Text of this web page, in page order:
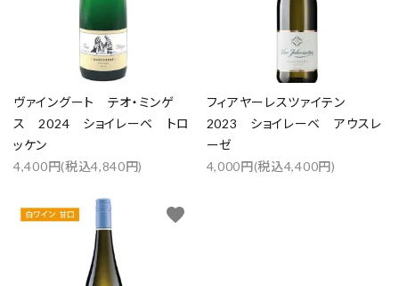
ヴァイングート テオ・ミンゲ
ス 2024 ショイレーベ トロ
ッケン
4,400円(税込4,840円)
フィアヤーレスツァイテン
2023 ショイレーベ アウスレ
ーゼ
4,000円(税込4,400円)
favorite